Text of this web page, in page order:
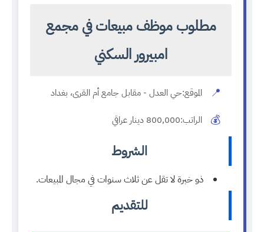
مطلوب موظف مبيعات في مجمع
امبيرور السكني
📍 الموقع:حي العدل - مقابل جامع أم القرى، بغداد
💰 الراتب:800,000 دينار عراقي
الشروط
ذو خبرة لا تقل عن ثلاث سنوات في مجال المبيعات.
للتقديم